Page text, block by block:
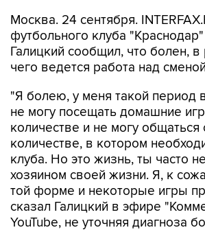
Москва. 24 сентября.
футбольного клуба
Галицкий сообщил, что болен, в
чего ведется работа над
"Я болею, у меня такой период
не могу посещать домашние
количестве и не могу общаться
количестве, в котором
клуба. Но это жизнь, ты часто
хозяином своей жизни. Я, к
той форме и некоторые игры
сказал Галицкий в эфире
YouTube, не уточняя диагноза